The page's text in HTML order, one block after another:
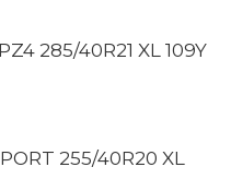
285/40R21 XL 109Y
255/40R20 XL